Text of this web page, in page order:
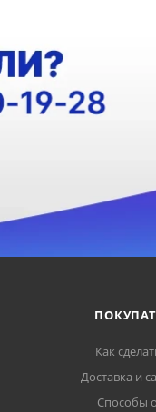
Как
Доставка и
Способы